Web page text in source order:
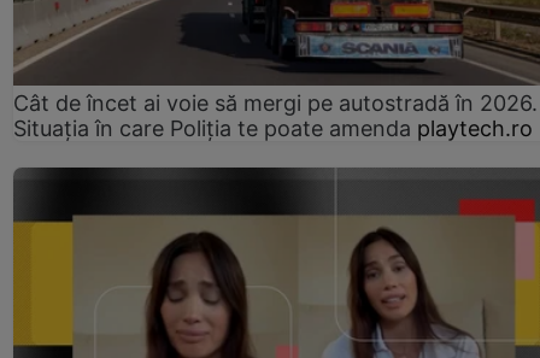
Cât de încet ai voie să mergi pe autostradă în 2026.
Situația în care Poliția te poate amenda playtech.ro